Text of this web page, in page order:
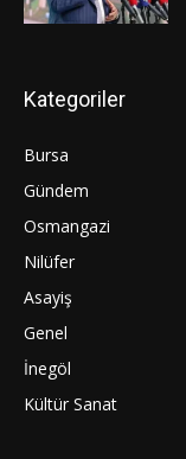
Kategoriler
Bursa
Gündem
Osmangazi
Nilüfer
Asayiş
Genel
İnegöl
Kültür Sanat